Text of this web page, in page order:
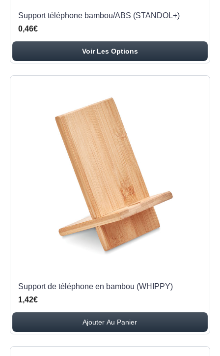
Support téléphone bambou/ABS (STANDOL+)
0,46€
Voir Les Options
Support de téléphone en bambou (WHIPPY)
1,42€
Ajouter Au Panier